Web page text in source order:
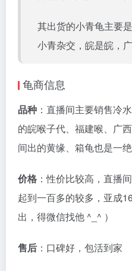
其出货的小青龟主要
小青杂交，皖是皖，
龟商信息
品种 ：直播间主要销售冷
的皖喉子代、福建喉、广
间出的黄缘、箱龟也是一绝
价格 ：性价比较高，直播
起到一百多的较多，亚成
出，得微信找他 ^_^ ）
售后 ：口碑好，包活到家